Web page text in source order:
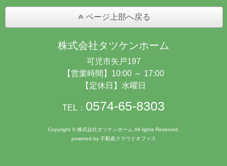
ページ上部へ戻る
株式会社タツケンホーム
可児市矢戸197
【営業時間】10:00 ～ 17:00
【定休日】水曜日
TEL： 0574-65-8303
Copyright © 株式会社タツケンホーム All rights Reserved.
powered by 不動産クラウドオフィス